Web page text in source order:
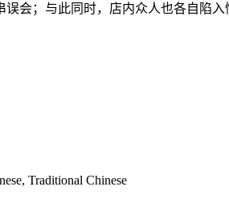
会；与此同时，店内众人也各自陷
Traditional Chinese